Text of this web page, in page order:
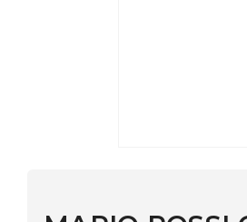
3–5 дней | Промокод